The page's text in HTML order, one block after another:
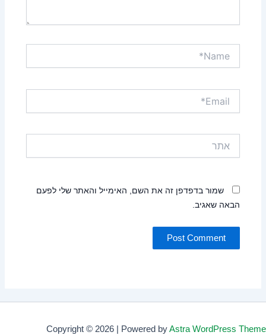
שמור בדפדפן זה את השם, האימייל והאתר שלי לפעם
הבאה שאגיב.
Copyright © 2026 | Powered byAstra WordPress Theme